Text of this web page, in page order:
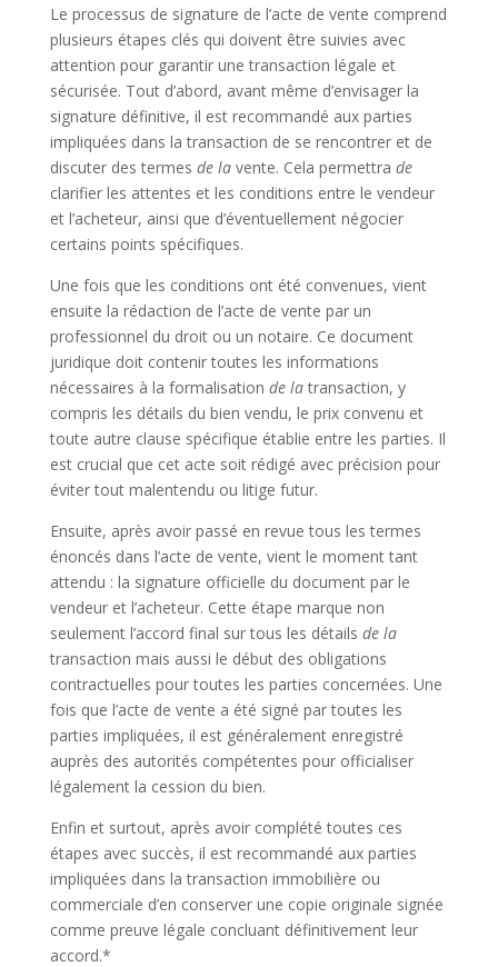
Le processus de signature de l’acte de vente comprend
plusieurs étapes clés qui doivent être suivies avec
attention pour garantir une transaction légale et
sécurisée. Tout d’abord, avant même d’envisager la
signature définitive, il est recommandé aux parties
impliquées dans la transaction de se rencontrer et de
discuter des termes de lavente. Cela permettra de
clarifier les attentes et les conditions entre le vendeur
et l’acheteur, ainsi que d’éventuellement négocier
certains points spécifiques.
Une fois que les conditions ont été convenues, vient
ensuite la rédaction de l’acte de vente par un
professionnel du droit ou un notaire. Ce document
juridique doit contenir toutes les informations
nécessaires à la formalisation de latransaction, y
compris les détails du bien vendu, le prix convenu et
toute autre clause spécifique établie entre les parties. Il
est crucial que cet acte soit rédigé avec précision pour
éviter tout malentendu ou litige futur.
Ensuite, après avoir passé en revue tous les termes
énoncés dans l’acte de vente, vient le moment tant
attendu : la signature officielle du document par le
vendeur et l’acheteur. Cette étape marque non
seulement l’accord final sur tous les détails de la
transaction mais aussi le début des obligations
contractuelles pour toutes les parties concernées. Une
fois que l’acte de vente a été signé par toutes les
parties impliquées, il est généralement enregistré
auprès des autorités compétentes pour officialiser
légalement la cession du bien.
Enfin et surtout, après avoir complété toutes ces
étapes avec succès, il est recommandé aux parties
impliquées dans la transaction immobilière ou
commerciale d’en conserver une copie originale signée
comme preuve légale concluant définitivement leur
accord.*